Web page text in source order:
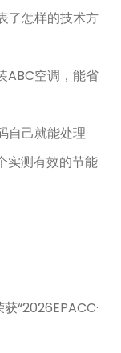
了怎样的技术方
ABC空调，能省
自己就能处理
实测有效的节能
“2026EPACC·